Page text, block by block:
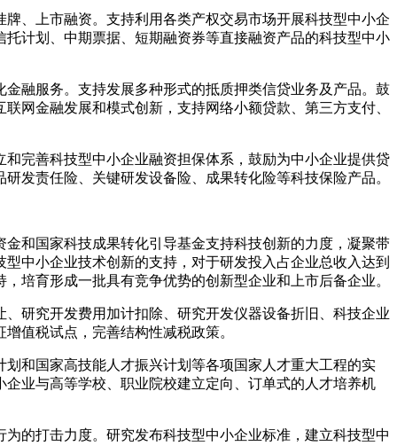
、上市融资。支持利用各类产权交易市场开展科技型中小企
计划、中期票据、短期融资券等直接融资产品的科技型中小
融服务。支持发展多种形式的抵质押类信贷业务及产品。鼓
网金融发展和模式创新，支持网络小额贷款、第三方支付、
完善科技型中小企业融资担保体系，鼓励为中小企业提供贷
发责任险、关键研发设备险、成果转化险等科技保险产品。
和国家科技成果转化引导基金支持科技创新的力度，凝聚带
中小企业技术创新的支持，对于研发投入占企业总收入达到
培育形成一批具有竞争优势的创新型企业和上市后备企业。
研究开发费用加计扣除、研究开发仪器设备折旧、科技企业
值税试点，完善结构性减税政策。
和国家高技能人才振兴计划等各项国家人才重大工程的实
业与高等学校、职业院校建立定向、订单式的人才培养机
打击力度。研究发布科技型中小企业标准，建立科技型中